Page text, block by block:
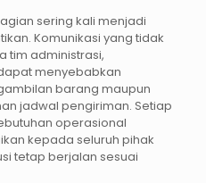
sering kali menjadi
Komunikasi yang tidak
tim administrasi,
menyebabkan
barang maupun
jadwal pengiriman. Setiap
operasional
kepada seluruh pihak
tetap berjalan sesuai